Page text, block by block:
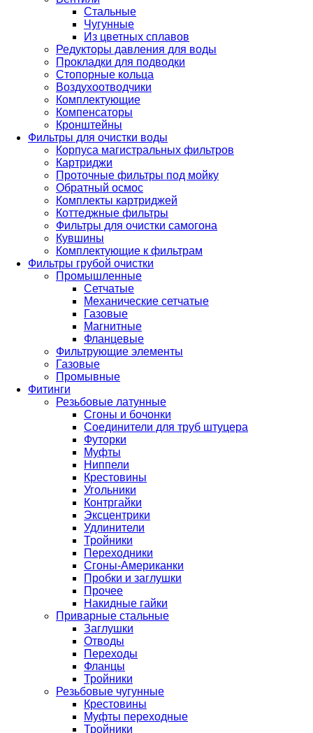
Стальные
Чугунные
Из цветных сплавов
Редукторы давления для воды
Прокладки для подводки
Стопорные кольца
Воздухоотводчики
Комплектующие
Компенсаторы
Кронштейны
Фильтры для очистки воды
Корпуса магистральных фильтров
Картриджи
Проточные фильтры под мойку
Обратный осмос
Комплекты картриджей
Коттеджные фильтры
Фильтры для очистки самогона
Кувшины
Комплектующие к фильтрам
Фильтры грубой очистки
Промышленные
Сетчатые
Механические сетчатые
Газовые
Магнитные
Фланцевые
Фильтрующие элементы
Газовые
Промывные
Фитинги
Резьбовые латунные
Сгоны и бочонки
Соединители для труб штуцера
Футорки
Муфты
Ниппели
Крестовины
Угольники
Контргайки
Эксцентрики
Удлинители
Тройники
Переходники
Сгоны-Американки
Пробки и заглушки
Прочее
Накидные гайки
Приварные стальные
Заглушки
Отводы
Переходы
Фланцы
Тройники
Резьбовые чугунные
Крестовины
Муфты переходные
Тройники